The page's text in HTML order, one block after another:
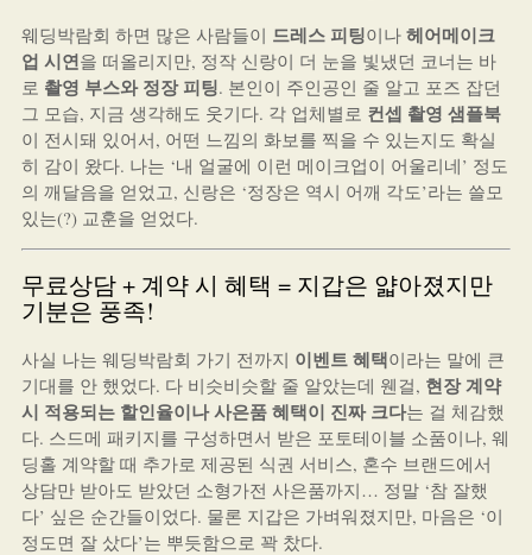
웨딩박람회 하면 많은 사람들이 드레스 피팅이나 헤어메이크
업 시연을 떠올리지만, 정작 신랑이 더 눈을 빛냈던 코너는 바
로 촬영 부스와 정장 피팅. 본인이 주인공인 줄 알고 포즈 잡던
그 모습, 지금 생각해도 웃기다. 각 업체별로 컨셉 촬영 샘플북
이 전시돼 있어서, 어떤 느낌의 화보를 찍을 수 있는지도 확실
히 감이 왔다. 나는 ‘내 얼굴에 이런 메이크업이 어울리네’ 정도
의 깨달음을 얻었고, 신랑은 ‘정장은 역시 어깨 각도’라는 쓸모
있는(?) 교훈을 얻었다.
무료상담 + 계약 시 혜택 = 지갑은 얇아졌지만
기분은 풍족!
사실 나는 웨딩박람회 가기 전까지 이벤트 혜택이라는 말에 큰
기대를 안 했었다. 다 비슷비슷할 줄 알았는데 웬걸, 현장 계약
시 적용되는 할인율이나 사은품 혜택이 진짜 크다는 걸 체감했
다. 스드메 패키지를 구성하면서 받은 포토테이블 소품이나, 웨
딩홀 계약할 때 추가로 제공된 식권 서비스, 혼수 브랜드에서
상담만 받아도 받았던 소형가전 사은품까지… 정말 ‘참 잘했
다’ 싶은 순간들이었다. 물론 지갑은 가벼워졌지만, 마음은 ‘이
정도면 잘 샀다’는 뿌듯함으로 꽉 찼다.